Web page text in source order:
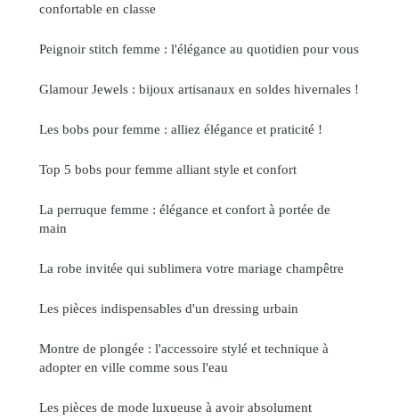
confortable en classe
Peignoir stitch femme : l'élégance au quotidien pour vous
Glamour Jewels : bijoux artisanaux en soldes hivernales !
Les bobs pour femme : alliez élégance et praticité !
Top 5 bobs pour femme alliant style et confort
La perruque femme : élégance et confort à portée de
main
La robe invitée qui sublimera votre mariage champêtre
Les pièces indispensables d'un dressing urbain
Montre de plongée : l'accessoire stylé et technique à
adopter en ville comme sous l'eau
Les pièces de mode luxueuse à avoir absolument